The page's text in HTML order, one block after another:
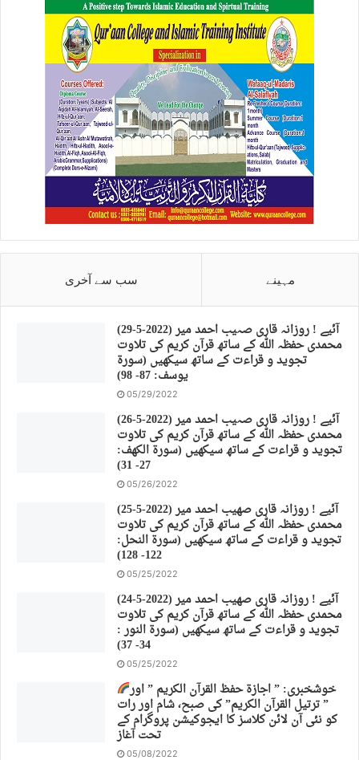
سب سے آخری مہینے
(29-5-2022) آئیے ! روزانہ قاری صہیب احمد میر
محمدی حفظہ اللہ کے ساتھ قرآن کریم کی تلاوت
تجوید و قراءت کے ساتھ سیکھیں (سورة
يوسف: 87- 98)
05/29/2022
(26-5-2022) آئیے ! روزانہ قاری صہیب احمد میر
محمدی حفظہ اللہ کے ساتھ قرآن کریم کی تلاوت
تجوید و قراءت کے ساتھ سیکھیں (سورة الكهف:
27- 31)
05/26/2022
(25-5-2022) آئیے ! روزانہ قاری صهیب احمد میر
محمدی حفظہ اللہ کے ساتھ قرآن کریم کی تلاوت
تجوید و قراءت کے ساتھ سیکھیں (سورة النحل:
122- 128)
05/25/2022
(24-5-2022) آئیے ! روزانہ قاری صهیب احمد میر
محمدی حفظہ اللہ کے ساتھ قرآن کریم کی تلاوت
تجوید و قراءت کے ساتھ سیکھیں (سورة النور :
34- 37)
05/25/2022
خوشخبری: ” اجازة حفظ القرآن الكريم ” اور
” ترتیل القرآن الكريم” کی صبح، شام اور رات
کو نئی آن لائن کلاسز کا ایجوکیشن پروگرام کے
تحت آغاز
05/08/2022